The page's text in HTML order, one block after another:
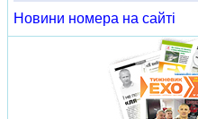
Новини номера на сайті